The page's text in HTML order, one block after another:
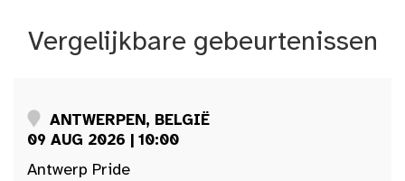
Vergelijkbare gebeurtenissen
ANTWERPEN, BELGIË
09 AUG 2026 | 10:00
Antwerp Pride